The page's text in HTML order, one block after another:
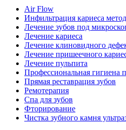
Air Flow
Инфильтрация кариеса
Лечение зубов под
Лечение кариеса
Лечение клиновидного
Лечение пришеечного
Лечение пульпита
Профессиональная гигиена
Прямая реставрация зубов
Ремотерапия
Спа для зубов
Фторирование
Чистка зубного камня